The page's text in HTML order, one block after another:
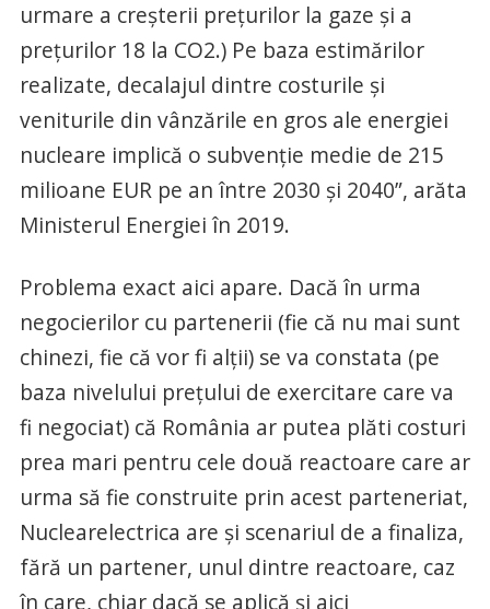
urmare a creșterii prețurilor la gaze și a
prețurilor 18 la CO2.) Pe baza estimărilor
realizate, decalajul dintre costurile și
veniturile din vânzările en gros ale energiei
nucleare implică o subvenție medie de 215
milioane EUR pe an între 2030 și 2040”, arăta
Ministerul Energiei în 2019.
Problema exact aici apare. Dacă în urma
negocierilor cu partenerii (fie că nu mai sunt
chinezi, fie că vor fi alții) se va constata (pe
baza nivelului preţului de exercitare care va
fi negociat) că România ar putea plăti costuri
prea mari pentru cele două reactoare care ar
urma să fie construite prin acest parteneriat,
Nuclearelectrica are şi scenariul de a finaliza,
fără un partener, unul dintre reactoare, caz
în care, chiar dacă se aplică şi aici